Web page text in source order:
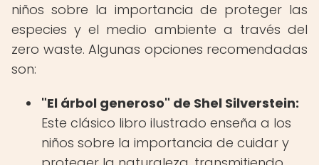
niños sobre la importancia de proteger las
especies y el medio ambiente a través del
zero waste. Algunas opciones recomendadas
son:
"El árbol generoso" de Shel Silverstein:
Este clásico libro ilustrado enseña a los
niños sobre la importancia de cuidar y